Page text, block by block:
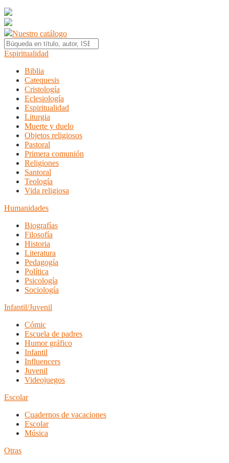
Nuestro catálogo
Espiritualidad
Biblia
Catequesis
Cristología
Eclesiología
Espiritualidad
Liturgia
Muerte y duelo
Objetos religiosos
Pastoral
Primera comunión
Religiones
Santoral
Teología
Vida religiosa
Humanidades
Biografías
Filosofía
Historia
Literatura
Pedagogía
Política
Psicología
Sociología
Infantil/Juvenil
Cómic
Escuela de padres
Humor gráfico
Infantil
Influencers
Juvenil
Videojuegos
Escolar
Cuadernos de vacaciones
Escolar
Música
Otras